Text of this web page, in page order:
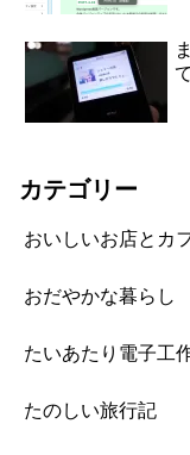
カテゴリー
おいしいお店とカ
おだやかな暮らし
たいあたり電子工
たのしい旅行記